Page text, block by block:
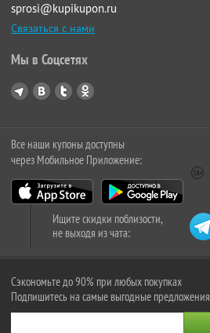
sprosi@kupikupon.ru
Связаться с нами
Мы в Соцсетях
Все наши купоны доступны
через Мобильное Приложение:
Ищите скидки поблизости,
не выходя из чата:
Сэкономьте до 90% при любых покупках
Подпишитесь на самые выгодные предложения